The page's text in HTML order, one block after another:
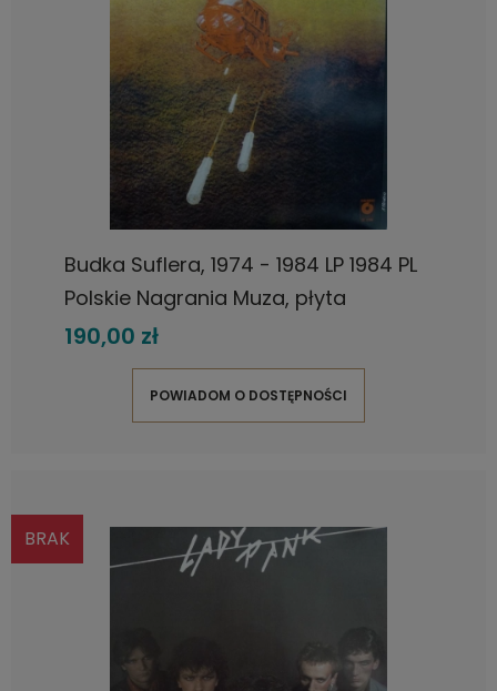
Budka Suflera, 1974 - 1984 LP 1984 PL
Polskie Nagrania Muza, płyta
winylowa
190,00 zł
POWIADOM O DOSTĘPNOŚCI
BRAK